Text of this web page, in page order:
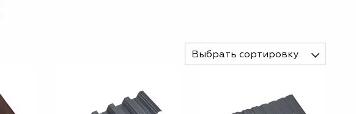
Выбрать сортировку